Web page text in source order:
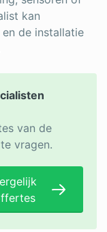
kan
de installatie
van de
vragen.